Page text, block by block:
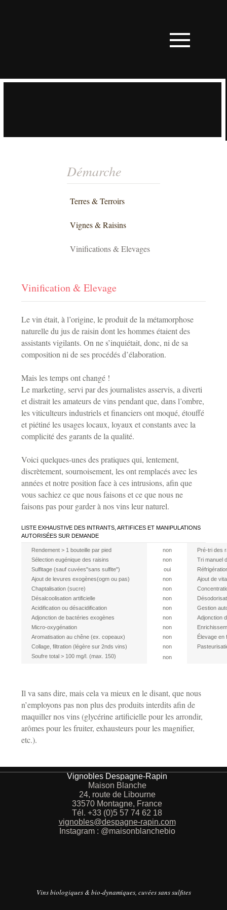
Démarche
Terres & Terroirs
Vignes & Raisins
Vinifications & Elevages
Vinification & Elevage
Le vin était, à l’origine, le produit de la métamorphose
naturelle du jus de raisin dont les hommes étaient des
assistants vigilants. On ne s’inquiétait, donc, ni de sa
composition ni de ses procédés d’élaboration.
Mais les temps ont changé !
Le marketing, servi par des journalistes asservis, a diverti
et distrait les amateurs de vins pendant que, dans l’ombre,
les viticulteurs industriels et financiers ont moqué, étouffé
et piétiné les usages locaux, loyaux et constants avec la
complicité des garants de la qualité.
Voici quelques-unes des pratiques qui, lentement,
discrètement, sournoisement, les ont remplacés avec les
années et notre position face à ces intrusions, afin que
vous sachiez ce que nous faisons et ce que nous ne
faisons pas pour garder à nos vins leur naturel.
LISTE EXHAUSTIVE DES INTRANTS, ARTIFICES ET MANIPULATIONS
AUTORISÉES SUR DEMANDE
Rendement > 1 bouteille par pied non
Pré-tri des
Sélection eugénique des raisins
non
Tri manuel
Sulfitage (sauf cuvées"sans sulfite")
oui
Ajout de levures exogènes(ogm ou pas)
non
Ajout de
Chaptalisation (sucre)
non
Désalcoolisation artificielle
non
Acidification ou désacidification
non
Gestion
Adjonction de bactéries exogènes
non
Adjonction
Micro-oxygénation
non
Aromatisation au chêne (ex. copeaux)
non
Élevage en
Collage, filtration (légère sur 2nds vins)
non
Soufre total > 100 mg/l. (max. 150)
non
Il va sans dire, mais cela va mieux en le disant, que nous
n’employons pas non plus des produits interdits afin de
maquiller nos vins (glycérine artificielle pour les arrondir,
arômes pour les fruiter, exhausteurs pour les magnifier,
etc.).
Vignobles Despagne-Rapin
Maison Blanche
24, route de Libourne
33570 Montagne, France
Tél. +33 (0)5 57 74 62 18
vignobles@despagne-rapin.com
Instagram : @maisonblanchebio
Vins biologiques & bio-dynamiques, cuvées sans sulfites